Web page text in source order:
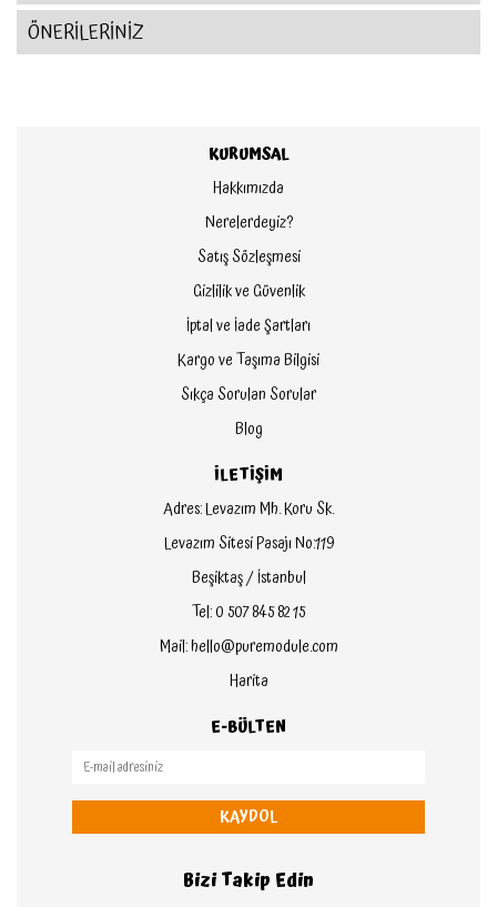
ÖNERİLERİNİZ
KURUMSAL
Hakkımızda
Nerelerdeyiz?
Satış Sözleşmesi
Gizlilik ve Güvenlik
İptal ve İade Şartları
Kargo ve Taşıma Bilgisi
Sıkça Sorulan Sorular
Blog
İLETİŞİM
Adres: Levazım Mh. Koru Sk.
Levazım Sitesi Pasajı No:119
Beşiktaş / İstanbul
Tel: 0 507 845 82 15
Mail: hello@puremodule.com
Harita
E-BÜLTEN
KAYDOL
Bizi Takip Edin